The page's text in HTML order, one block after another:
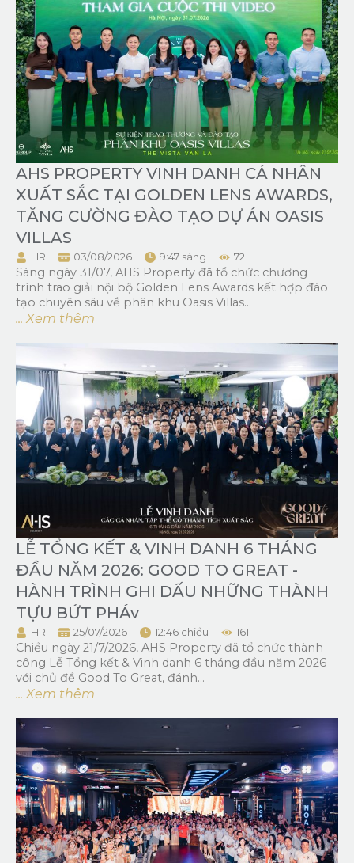
AHS PROPERTY VINH DANH CÁ NHÂN
XUẤT SẮC TẠI GOLDEN LENS AWARDS,
TĂNG CƯỜNG ĐÀO TẠO DỰ ÁN OASIS
VILLAS
HR 03/08/2026 9:47 sáng 72
Sáng ngày 31/07, AHS Property đã tổ chức chương
trình trao giải nội bộ Golden Lens Awards kết hợp đào
tạo chuyên sâu về phân khu Oasis Villas...
... Xem thêm
LỄ TỔNG KẾT & VINH DANH 6 THÁNG
ĐẦU NĂM 2026: GOOD TO GREAT -
HÀNH TRÌNH GHI DẤU NHỮNG THÀNH
TỰU BỨT PHÁv
HR 25/07/2026 12:46 chiều 161
Chiều ngày 21/7/2026, AHS Property đã tổ chức thành
công Lễ Tổng kết & Vinh danh 6 tháng đầu năm 2026
với chủ đề Good To Great, đánh...
... Xem thêm